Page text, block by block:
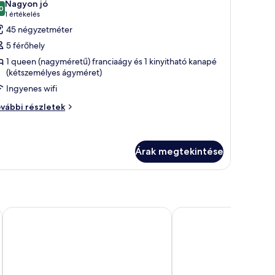
ből 8,0
Nagyon jó
1 értékelés
(1
értékelés)
45 négyzetméter
5 férőhely
1 queen (nagyméretű) franciaágy és 1 kinyitható kanapé
(kétszemélyes ágyméret)
Ingyenes wifi
részletek
Árak megtekintése
L'Empire Paris Aparthotel Adagio